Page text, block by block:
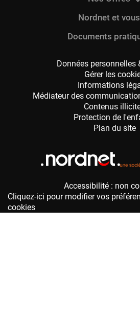
Accessibilité : non
Cliquez-ici pour modifier vos
cookies